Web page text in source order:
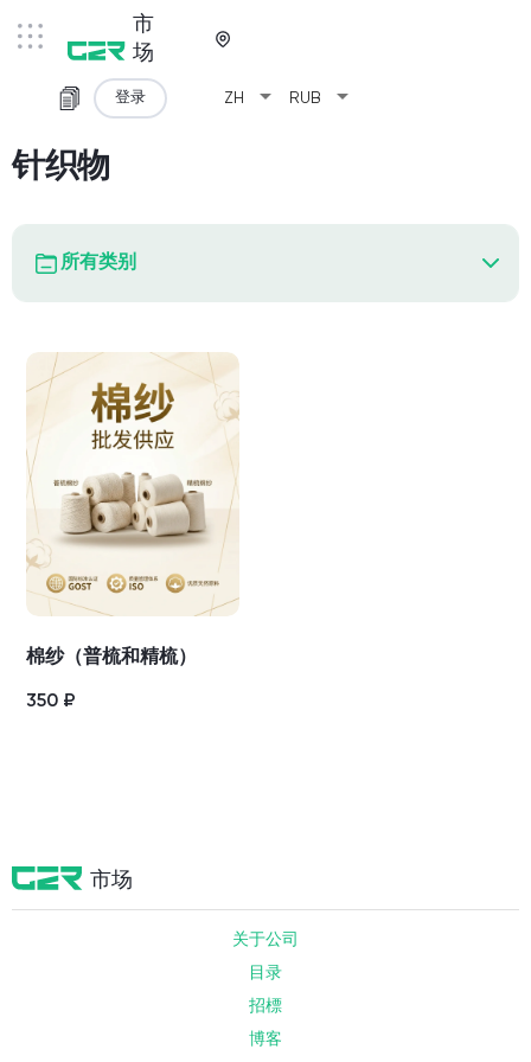
市
场
ZH arrow_drop_down RUB arrow_drop_down
登录
针织物
所有类别
棉纱（普梳和精梳）
350 ₽
市场
关于公司
目录
招標
博客